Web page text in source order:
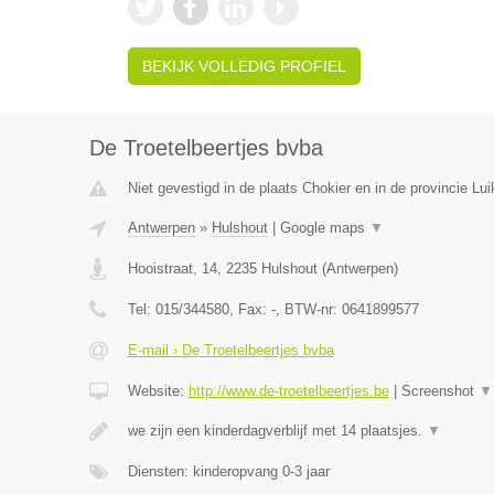
BEKIJK VOLLEDIG PROFIEL
De Troetelbeertjes bvba
Niet gevestigd in de plaats Chokier en in de provincie
Antwerpen» Hulshout| Google maps ▼
Hooistraat, 14, 2235 Hulshout(Antwerpen)
Tel: 015/344580, Fax: -, BTW-nr: 0641899577
E-mail › De Troetelbeertjes bvba
Website: http://www.de-troetelbeertjes.be| Screenshot ▼
we zijn een kinderdagverblijf met 14 plaatsjes. ▼
Diensten: kinderopvang 0-3 jaar